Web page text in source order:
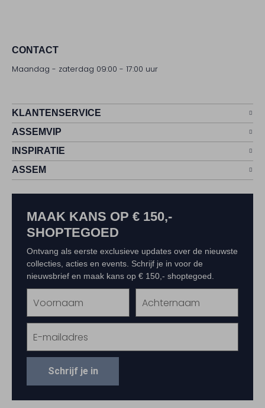
CONTACT
Maandag - zaterdag 09:00 - 17:00 uur
KLANTENSERVICE
ASSEMVIP
INSPIRATIE
ASSEM
MAAK KANS OP € 150,-
SHOPTEGOED
Ontvang als eerste exclusieve updates over de nieuwste
collecties, acties en events. Schrijf je in voor de
nieuwsbrief en maak kans op € 150,- shoptegoed.
Schrijf je in